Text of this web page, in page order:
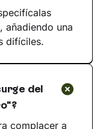
añadiendo una
difíciles.
del
complacer a